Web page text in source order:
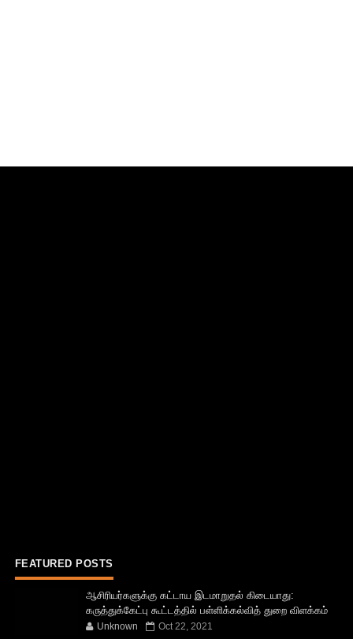
FEATURED POSTS
ஆசிரியர்களுக்கு கட்டாய இடமாறுதல் கிடையாது:
கருத்துக்கேட்பு கூட்டத்தில் பள்ளிக்கல்வித் துறை விளக்கம்
Unknown Oct 22, 2021